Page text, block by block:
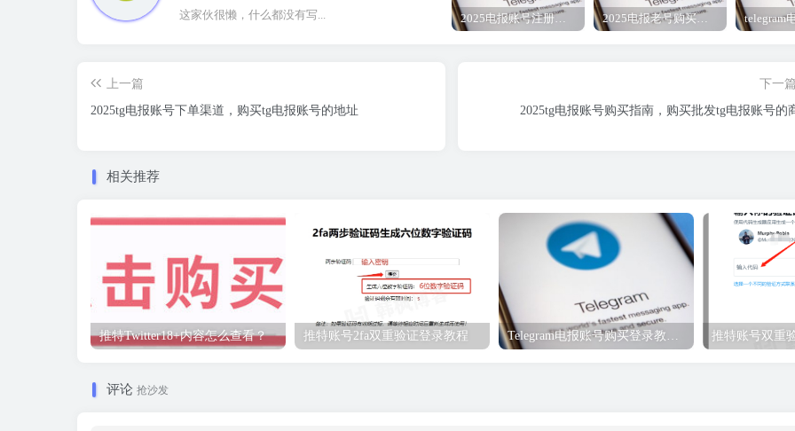
这家伙很懒，什么都没有写... 2025电报账号注册购买 TG直登账号 Telegram账号 飞机号 电报号购买2元教程 2025电报老号购买地址自动发货-tg电报账号2元批发
上一篇
2025tg电报账号下单渠道，购买tg电报账号的地址
下一
2025tg电报账号购买指南，购买批发tg电报账号的
相关推荐
推特Twitter18+内容怎么查看？ 推特账号2fa双重验证登录教程 Telegram电报账号购买登录教程（必看） 推特账号双重
评论 抢沙发